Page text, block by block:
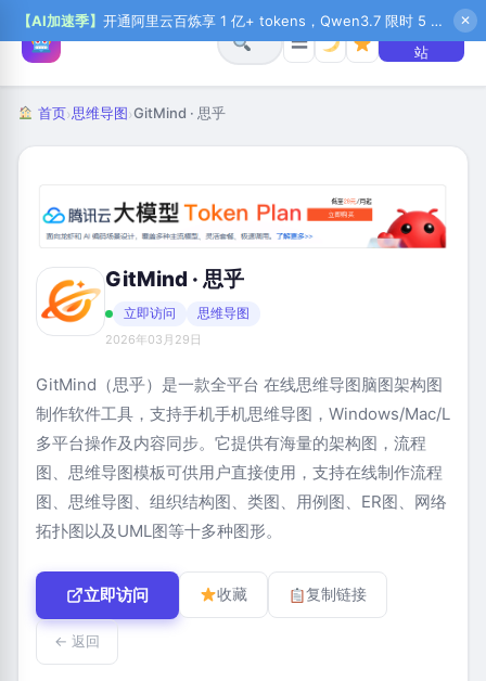
【AI加速季】 开通阿里云百炼享 1 亿+ tokens，Qwen3.7 限时 5 折起，秒悟新注送 1 万积分，加入 OPC 赢百万助力金，QoderWork CN 首月 0 元 ✕
☰
+ 提交网
站
首页›思维导图›GitMind · 思乎
GitMind · 思乎
立即访问 思维导图
2026年03月29日
GitMind（思乎）是一款全平台 在线思维导图脑图架构图
制作软件工具，支持手机手机思维导图，Windows/Mac/L
多平台操作及内容同步。它提供有海量的架构图，流程
图、思维导图模板可供用户直接使用，支持在线制作流程
图、思维导图、组织结构图、类图、用例图、ER图、网络
拓扑图以及UML图等十多种图形。
立即访问 收藏 复制链接
← 返回